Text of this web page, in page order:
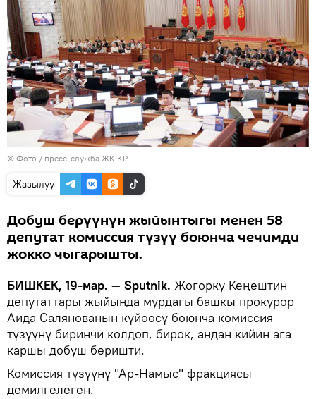
© Фото / пресс-служба ЖК КР
Жазылуу
Добуш берүүнүн жыйынтыгы менен 58
депутат комиссия түзүү боюнча чечимди
жокко чыгарышты.
БИШКЕК, 19-мар. — Sputnik. Жогорку Кеңештин
депутаттары жыйында мурдагы башкы прокурор
Аида Салянованын күйөөсү боюнча комиссия
түзүүнү биринчи колдоп, бирок, андан кийин ага
каршы добуш беришти.
Комиссия түзүүнү "Ар-Намыс" фракциясы
демилгелеген.